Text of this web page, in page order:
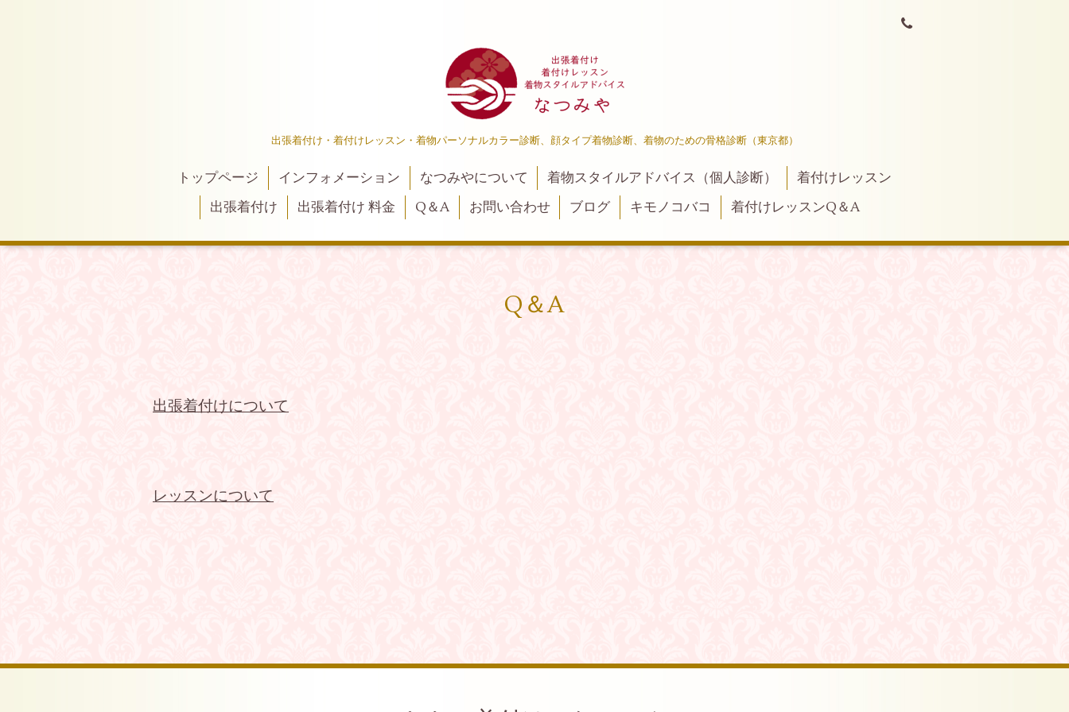
出張着付け・着付けレッスン・着物パーソナルカラー診断、顔タイプ着物診断、着物のための骨格診断（東京都）
トップページ インフォメーション なつみやについて 着物スタイルアドバイス（個人診断）
着付けレッスン
出張着付け
出張着付け 料金 Q＆A お問い合わせ ブログ キモノコバコ 着付けレッスンQ＆A
Q＆A
出張着付けについて
レッスンについて